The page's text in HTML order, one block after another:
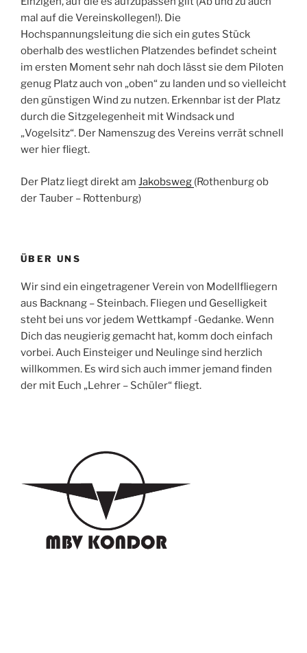
mal auf die Vereinskollegen!). Die
Hochspannungsleitung die sich ein gutes Stück
oberhalb des westlichen Platzendes befindet scheint
im ersten Moment sehr nah doch lässt sie dem Piloten
genug Platz auch von „oben“ zu landen und so vielleicht
den günstigen Wind zu nutzen. Erkennbar ist der Platz
durch die Sitzgelegenheit mit Windsack und
„Vogelsitz“. Der Namenszug des Vereins verrät schnell
wer hier fliegt.
Der Platz liegt direkt am Jakobsweg (Rothenburg ob
der Tauber – Rottenburg)
ÜBER UNS
Wir sind ein eingetragener Verein von Modellfliegern
aus Backnang – Steinbach. Fliegen und Geselligkeit
steht bei uns vor jedem Wettkampf -Gedanke. Wenn
Dich das neugierig gemacht hat, komm doch einfach
vorbei. Auch Einsteiger und Neulinge sind herzlich
willkommen. Es wird sich auch immer jemand finden
der mit Euch „Lehrer – Schüler“ fliegt.